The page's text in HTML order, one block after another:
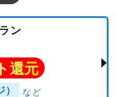
ン
還元